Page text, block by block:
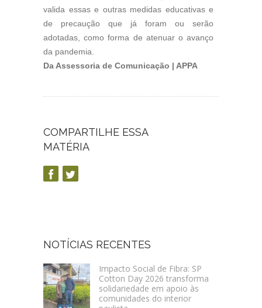
valida essas e outras medidas educativas e
de precaução que já foram ou serão
adotadas, como forma de atenuar o avanço
da pandemia.
Da Assessoria de Comunicação | APPA
COMPARTILHE ESSA
MATÉRIA
NOTÍCIAS RECENTES
Impacto Social de Fibra: SP
Cotton Day 2026 transforma
solidariedade em apoio às
comunidades do interior